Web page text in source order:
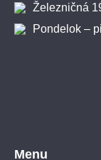
Železničná
Pondelok –
Menu